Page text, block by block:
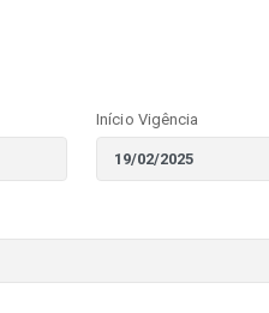
Início Vigência